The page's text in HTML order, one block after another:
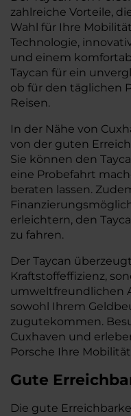
zahlreiche Vorteile,
Wahl für Ihre
Technologie,
und einem
Taycan für ein
ob für den täglichen
Reisen.
In der Nähe von
von der guten
Sie können den
eine Probefahrt
beraten lassen.
erleichtern, den
zu fahren.
Der Taycan
Kraftstoffeffizienz,
umweltfreundlichen
sowohl Ihrem
zugutekommen.
Cuxhaven und
Porsche Ihre
Gute
Die gute